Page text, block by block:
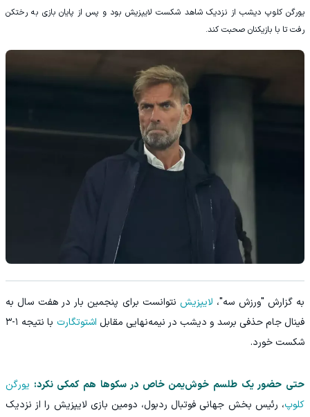
یورگن کلوپ دیشب از نزدیک شاهد شکست لایپزیش بود و پس از پایان بازی به رختکن
رفت تا با بازیکنان صحبت کند.
به گزارش "ورزش سه"، لایپزیش نتوانست برای پنجمین بار در هفت سال به
فینال جام حذفی برسد و دیشب در نیمه‌نهایی مقابل اشتوتگارت
با نتیجه ۱-۳
شکست خورد.
حتی حضور یک طلسم خوش‌یمن خاص در سکوها هم کمکی نکرد: یورگن
کلوپ، رئیس بخش جهانی فوتبال ردبول، دومین بازی لایپزیش را از نزدیک